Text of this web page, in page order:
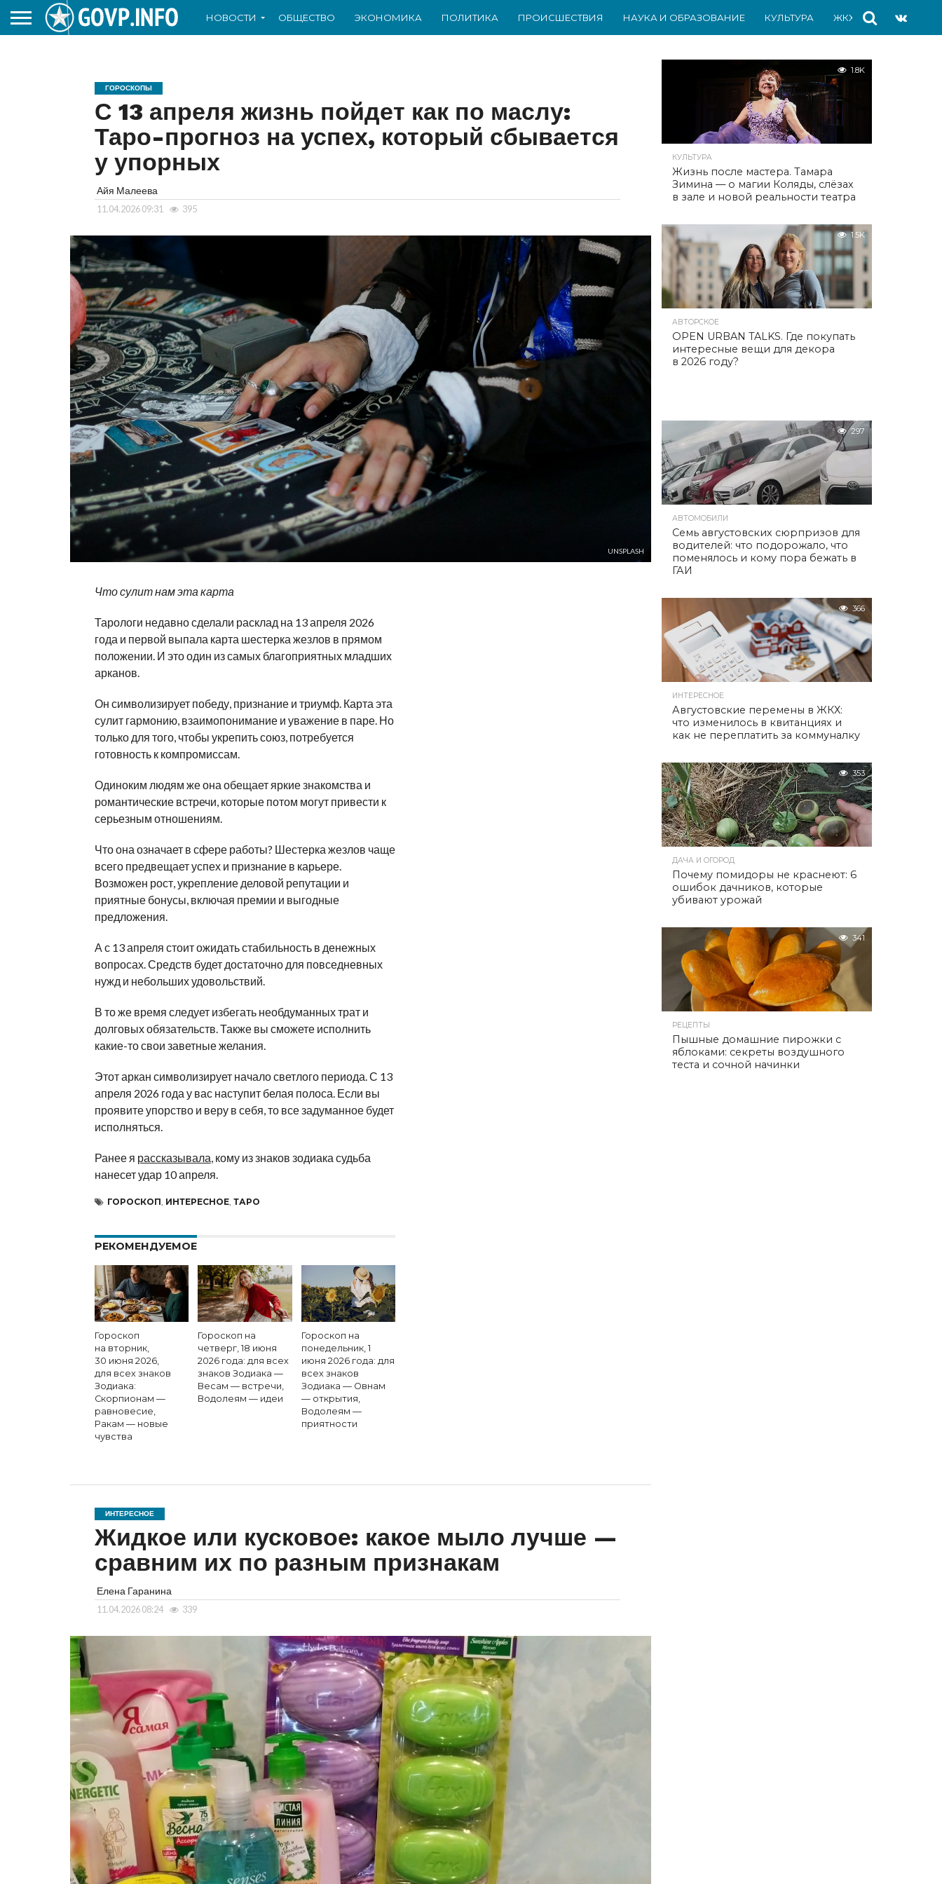
НОВОСТИ ОБЩЕСТВО ЭКОНОМИКА ПОЛИТИКА ПРОИСШЕСТВИЯ НАУКА И ОБРАЗОВАНИЕ КУЛЬТУРА ЖКХ СПОРТ
ГОРОСКОПЫ
С 13 апреля жизнь пойдет как по маслу:
Таро-прогноз на успех, который сбывается
у упорных
Айя Малеева
11.04.2026 09:31 395
UNSPLASH
Что сулит нам эта карта
Тарологи недавно сделали расклад на 13 апреля 2026
года и первой выпала карта шестерка жезлов в прямом
положении. И это один из самых благоприятных младших
арканов.
Он символизирует победу, признание и триумф. Карта эта
сулит гармонию, взаимопонимание и уважение в паре. Но
только для того, чтобы укрепить союз, потребуется
готовность к компромиссам.
Одиноким людям же она обещает яркие знакомства и
романтические встречи, которые потом могут привести к
серьезным отношениям.
Что она означает в сфере работы? Шестерка жезлов чаще
всего предвещает успех и признание в карьере.
Возможен рост, укрепление деловой репутации и
приятные бонусы, включая премии и выгодные
предложения.
А с 13 апреля стоит ожидать стабильность в денежных
вопросах. Средств будет достаточно для повседневных
нужд и небольших удовольствий.
В то же время следует избегать необдуманных трат и
долговых обязательств. Также вы сможете исполнить
какие-то свои заветные желания.
Этот аркан символизирует начало светлого периода. С 13
апреля 2026 года у вас наступит белая полоса. Если вы
проявите упорство и веру в себя, то все задуманное будет
исполняться.
Ранее я рассказывала , кому из знаков зодиака судьба
нанесет удар 10 апреля.
ГОРОСКОП ИНТЕРЕСНОЕ, ТАРО
РЕКОМЕНДУЕМОЕ
Гороскоп
на вторник,
30 июня 2026,
для всех знаков
Зодиака:
Скорпионам —
равновесие,
Ракам — новые
чувства
Гороскоп на
четверг, 18 июня
2026 года: для всех
знаков Зодиака —
Весам — встречи,
Водолеям — идеи
Гороскоп на
понедельник, 1
июня 2026 года: для
всех знаков
Зодиака — Овнам
— открытия,
Водолеям —
приятности
ИНТЕРЕСНОЕ
Жидкое или кусковое: какое мыло лучше —
сравним их по разным признакам
Елена Гаранина
11.04.2026 08:24 339
1.8K
КУЛЬТУРА
Жизнь после мастера. Тамара
Зимина — о магии Коляды, слёзах
в зале и новой реальности театра
1.5K
АВТОРСКОЕ
OPEN URBAN TALKS. Где покупать
интересные вещи для декора
в 2026 году?
297
АВТОМОБИЛИ
Семь августовских сюрпризов для
водителей: что подорожало, что
поменялось и кому пора бежать в
ГАИ
366
ИНТЕРЕСНОЕ
Августовские перемены в ЖКХ:
что изменилось в квитанциях и
как не переплатить за коммуналку
353
ДАЧА И ОГОРОД
Почему помидоры не краснеют: 6
ошибок дачников, которые
убивают урожай
341
РЕЦЕПТЫ
Пышные домашние пирожки с
яблоками: секреты воздушного
теста и сочной начинки